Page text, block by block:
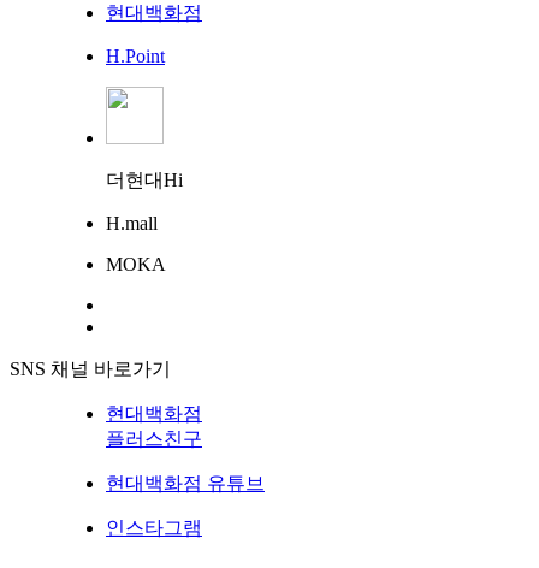
현대백화점
H.Point
더현대Hi
H.mall
MOKA
SNS 채널 바로가기
현대백화점
플러스친구
현대백화점 유튜브
인스타그램